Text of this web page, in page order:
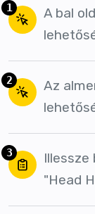
1
A bal
2
Az
3
Illessze
"Head